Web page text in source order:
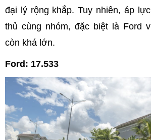
đại lý rộng khắp. Tuy nhiên, áp
thủ cùng nhóm, đặc biệt là Ford
còn khá lớn.
Ford: 17.533